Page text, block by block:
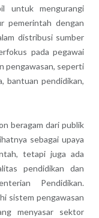
untuk mengurangi
pemerintah dengan
distribusi sumber
pada pegawai
pengawasan, seperti
bantuan pendidikan,
beragam dari publik
sebagai upaya
tetapi juga ada
pendidikan dan
Pendidikan.
sistem pengawasan
menyasar sektor